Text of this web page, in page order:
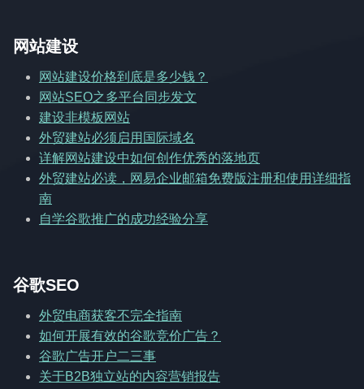
网站建设
网站建设价格到底是多少钱？
网站SEO之多平台同步发文
建设非模板网站
外贸建站必须启用国际域名
详解网站建设中如何创作优秀的落地页
外贸建站必读，网易企业邮箱免费版注册和使用详细指
南
自学谷歌推广的成功经验分享
谷歌SEO
外贸电商获客不完全指南
如何开展有效的谷歌竞价广告？
谷歌广告开户二三事
关于B2B独立站的内容营销报告